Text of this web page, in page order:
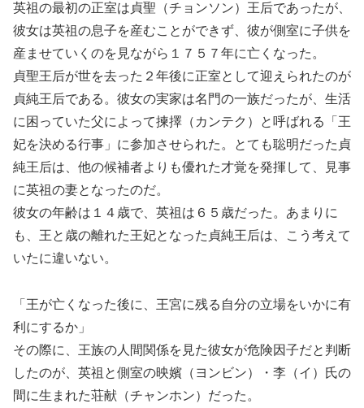
英祖の最初の正室は貞聖（チョンソン）王后であったが、
彼女は英祖の息子を産むことができず、彼が側室に子供を
産ませていくのを見ながら１７５７年に亡くなった。
貞聖王后が世を去った２年後に正室として迎えられたのが
貞純王后である。彼女の実家は名門の一族だったが、生活
に困っていた父によって揀擇（カンテク）と呼ばれる「王
妃を決める行事」に参加させられた。とても聡明だった貞
純王后は、他の候補者よりも優れた才覚を発揮して、見事
に英祖の妻となったのだ。
彼女の年齢は１４歳で、英祖は６５歳だった。あまりに
も、王と歳の離れた王妃となった貞純王后は、こう考えて
いたに違いない。
「王が亡くなった後に、王宮に残る自分の立場をいかに有
利にするか」
その際に、王族の人間関係を見た彼女が危険因子だと判断
したのが、英祖と側室の映嬪（ヨンビン）・李（イ）氏の
間に生まれた荘献（チャンホン）だった。